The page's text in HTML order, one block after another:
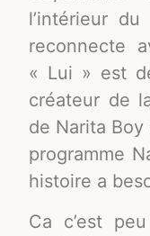
l’intérieur
reconnecte
« Lui » est
créateur de
de Narita
programme
histoire a
Ca c’est